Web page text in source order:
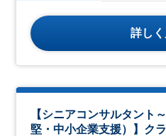
詳し
【シニアコンサルタント
堅・中小企業支援）】ク